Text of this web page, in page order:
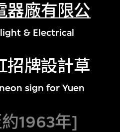
器廠有限公
& Electrical
招牌設計草
sign for Yuen
1963年]